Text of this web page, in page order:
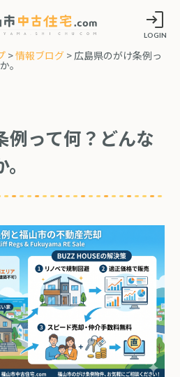
LOGIN
>情報ブログ > 広島県のがけ条例っ
。
例って何？どんな